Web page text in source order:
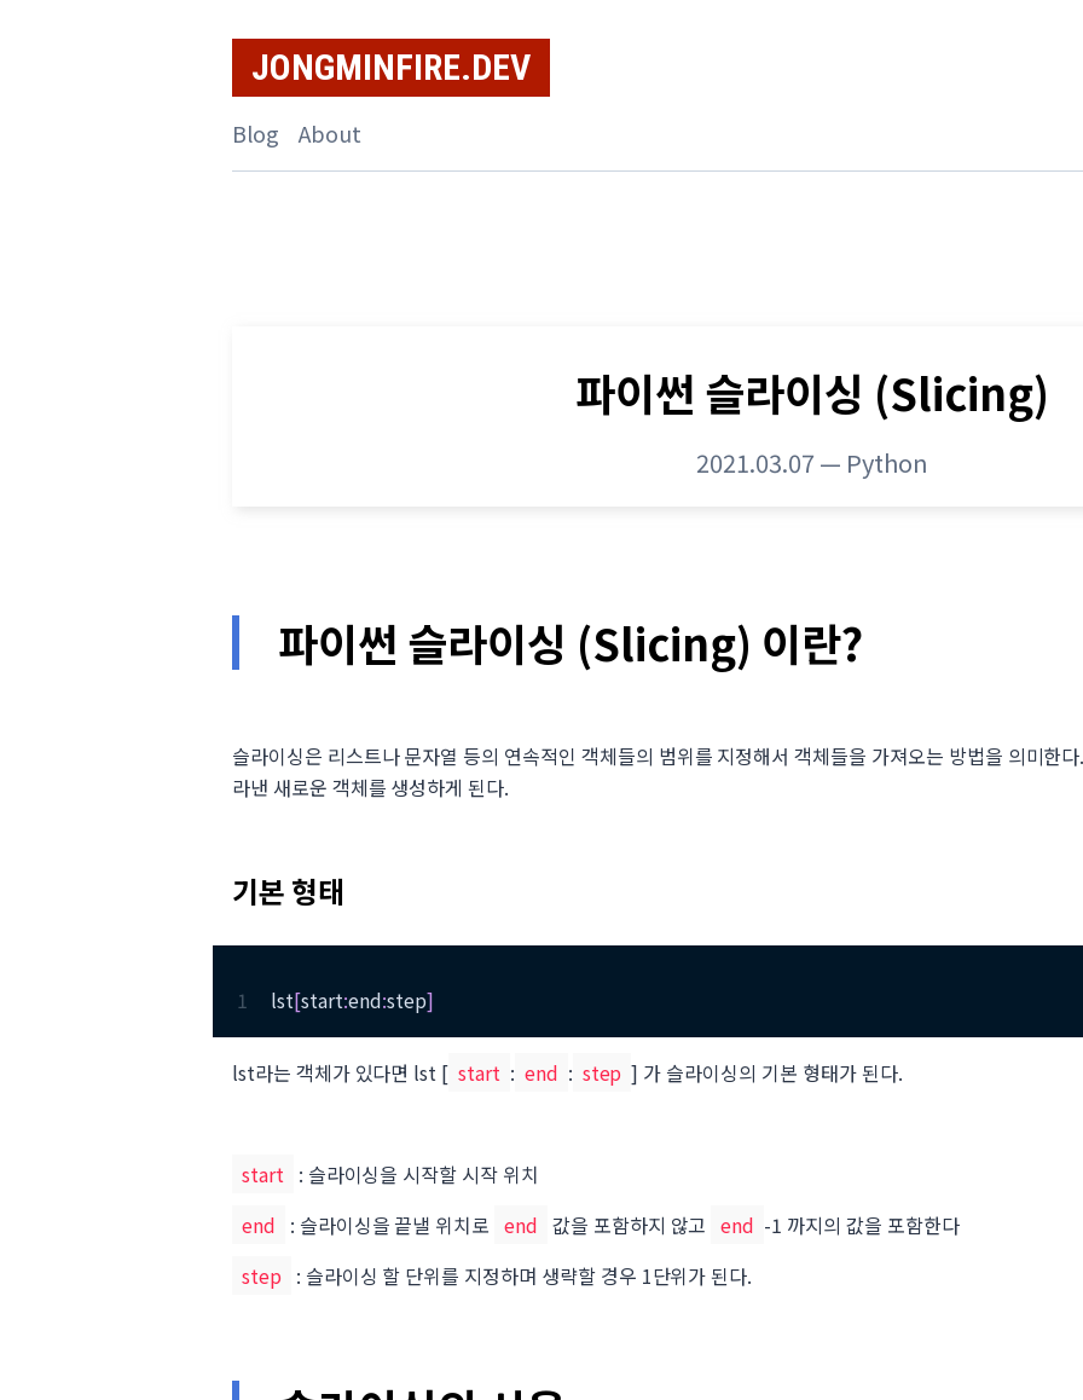
JONGMINFIRE.DEV
Blog About
파이썬 슬라이싱 (Slicing)
2021.03.07— Python
파이썬 슬라이싱 (Slicing) 이란?
슬라이싱은 리스트나 문자열 등의 연속적인 객체들의 범위를 지정해서 객체들을 가져오는 방법을 의미한
라낸 새로운 객체를 생성하게 된다.
기본 형태
1
lst[start:end:step]
lst라는 객체가 있다면 lst [ start : end : step ] 가 슬라이싱의 기본 형태가 된다.
start : 슬라이싱을 시작할 시작 위치
end : 슬라이싱을 끝낼 위치로 end 값을 포함하지 않고 end -1 까지의 값을 포함한다
step : 슬라이싱 할 단위를 지정하며 생략할 경우 1단위가 된다.